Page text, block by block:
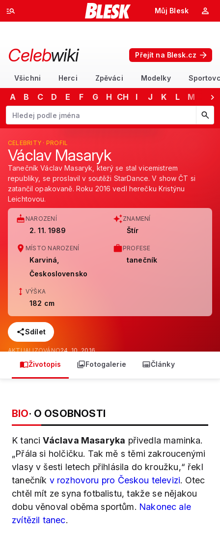
Můj Blesk
Celebwiki Přejít na Blesk.cz
Všichni Herci Zpěváci Modelky
A B C D E F G H CH I J K L M
Začněte psát jméno. Šipkami dolů a nahoru procházejte návrhy,
CELEBRITY · PROFIL
Václav Masaryk
Tanečník Václav Masaryk, který se stal vicemistrem
republiky, se proslavil v soutěži StarDance. V show ČT si
zatančil opakovaně. Roku 2016 vedl herečku Kristýnu
Leichtovou.
NAROZENÍ
2. 11. 1989
ZNAMENÍ
Štír
MÍSTO NAROZENÍ
Karviná,
Československo
PROFESE
tanečník
VÝŠKA
182 cm
Sdílet
AKTUALIZOVÁNO24. 10. 2016
Životopis Fotogalerie Články
BIO· O OSOBNOSTI
K tanciVáclava Masaryka přivedla maminka.
„Přála si holčičku. Tak mě s těmi zakroucenými
vlasy v šesti letech přihlásila do kroužku,“ řekl
tanečník v rozhovoru pro Českou televizi. Otec
chtěl mít ze syna fotbalistu, takže se nějakou
dobu věnoval oběma sportům. Nakonec ale
zvítězil tanec.